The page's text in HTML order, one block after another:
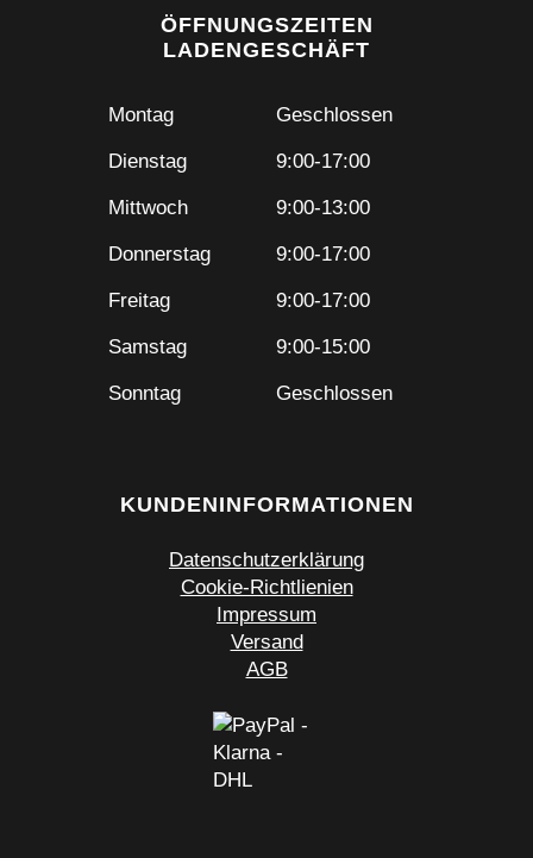
ÖFFNUNGSZEITEN
LADENGESCHÄFT
Montag Geschlossen
Dienstag 9:00-17:00
Mittwoch 9:00-13:00
Donnerstag 9:00-17:00
Freitag 9:00-17:00
Samstag 9:00-15:00
Sonntag Geschlossen
KUNDENINFORMATIONEN
Datenschutzerklärung
Cookie-Richtlienien
Impressum
Versand
AGB